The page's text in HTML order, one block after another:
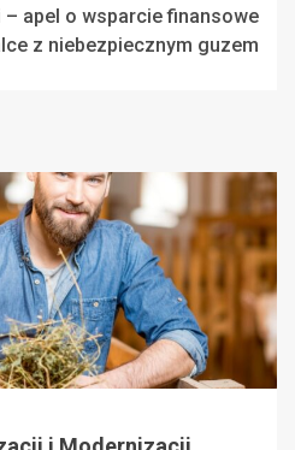
– apel o wsparcie finansowe
z niebezpiecznym guzem